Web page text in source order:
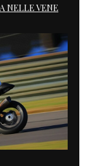
NELLE VENE